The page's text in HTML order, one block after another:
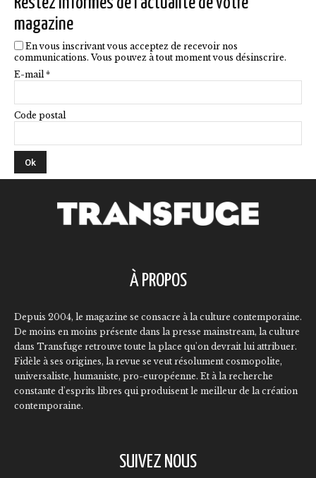
produit
magazine
En vous inscrivant vous acceptez de recevoir nos
communications. Vous pouvez à tout moment vous désinscrire.
E-mail *
Code postal
À PROPOS
Depuis 2004, le magazine se consacre à la culture contemporaine.
De moins en moins présente dans la presse mainstream, la culture
dans Transfuge retrouve toute la place qu'on devrait lui attribuer.
Fidèle à ses origines, la revue se veut résolument cosmopolite,
universaliste, humaniste, pro-européenne. Et à la recherche
constante d'esprits libres qui produisent le meilleur de la création
contemporaine.
SUIVEZ NOUS